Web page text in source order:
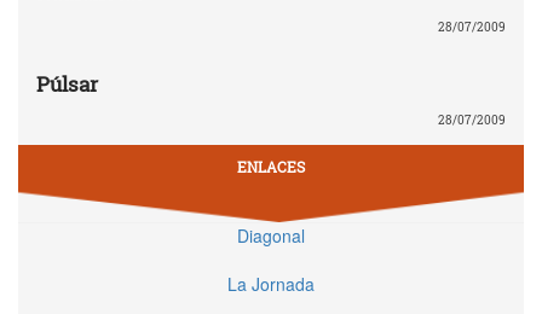
28/07/2009
Púlsar
28/07/2009
ENLACES
Diagonal
La Jornada